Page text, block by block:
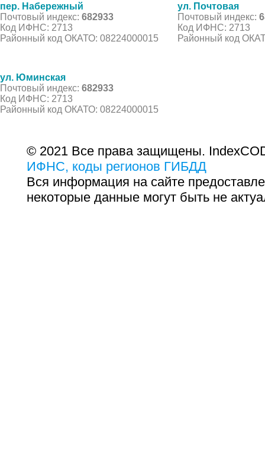
пер. Набережный
Почтовый индекс: 682933
Код ИФНС: 2713
Районный код ОКАТО: 08224000015
ул. Почтовая
Почтовый индекс:
Код ИФНС: 2713
Районный код
ул. Юминская
Почтовый индекс: 682933
Код ИФНС: 2713
Районный код ОКАТО: 08224000015
© 2021 Все права защищены.
ИФНС, коды регионов ГИБДД
Вся информация на сайте
некоторые данные могут быть не